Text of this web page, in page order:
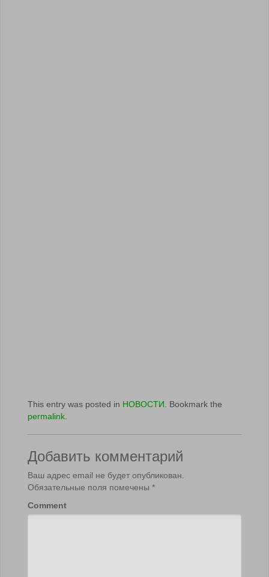
This entry was posted in НОВОСТИ . Bookmark the
permalink
Добавить комментарий
Ваш адрес email не будет опубликован.
Обязательные поля помечены *
Comment